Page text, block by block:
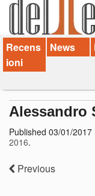
Contatti
dT in English
Recens
ioni
News
Alessandro
Published 03/01/2017
2016.
Previous